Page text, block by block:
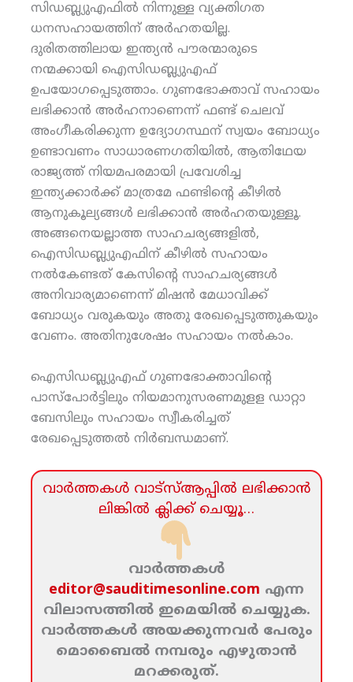
സിഡബ്ല്യുഎഫില്‍ നിന്നുള്ള വ്യക്തിഗത
ധനസഹായത്തിന് അര്‍ഹതയില്ല.
ദുരിതത്തിലായ ഇന്ത്യന്‍ പൗരന്മാരുടെ
നന്മക്കായി ഐസിഡബ്ല്യുഎഫ്
ഉപയോഗപ്പെടുത്താം. ഗുണഭോക്താവ് സഹായം
ലഭിക്കാന്‍ അര്‍ഹനാണെന്ന് ഫണ്ട് ചെലവ്
അംഗീകരിക്കുന്ന ഉദ്യോഗസ്ഥന് സ്വയം ബോധ്യം
ഉണ്ടാവണം സാധാരണഗതിയില്‍, ആതിഥേയ
രാജ്യത്ത് നിയമപരമായി പ്രവേശിച്ച
ഇന്ത്യക്കാര്‍ക്ക് മാത്രമേ ഫണ്ടിന്റെ കീഴില്‍
ആനുകൂല്യങ്ങള്‍ ലഭിക്കാന്‍ അര്‍ഹതയുള്ളൂ.
അങ്ങനെയല്ലാത്ത സാഹചര്യങ്ങളില്‍,
ഐസിഡബ്ല്യുഎഫിന് കീഴില്‍ സഹായം
നല്‍കേണ്ടത് കേസിന്റെ സാഹചര്യങ്ങള്‍
അനിവാര്യമാണെന്ന് മിഷന്‍ മേധാവിക്ക്
ബോധ്യം വരുകയും അതു രേഖപ്പെടുത്തുകയും
വേണം. അതിനുശേഷം സഹായം നല്‍കാം.
ഐസിഡബ്ല്യുഎഫ് ഗുണഭോക്താവിന്റെ
പാസ്‌പോര്‍ട്ടിലും നിയമാനുസരണമുളള ഡാറ്റാ
ബേസിലും സഹായം സ്വീകരിച്ചത്
രേഖപ്പെടുത്തല്‍ നിര്‍ബന്ധമാണ്.
വാര്‍ത്തകള്‍ വാട്‌സ്‌ആപ്പില്‍ ലഭിക്കാന്‍
ലിങ്കില്‍ ക്ലിക്ക്‌ ചെയ്യൂ…
വാര്‍ത്തകള്‍
editor@sauditimesonline.com എന്ന
വിലാസത്തില്‍ ഇമെയില്‍ ചെയ്യുക.
വാര്‍ത്തകള്‍ അയക്കുന്നവര്‍ പേരും
മൊബൈല്‍ നമ്പരും എഴുതാന്‍
മറക്കരുത്‌.